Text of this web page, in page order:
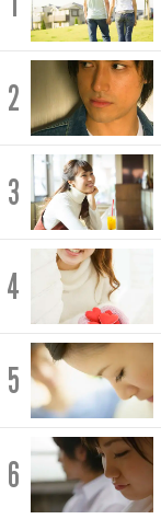
2
3
4
5
6